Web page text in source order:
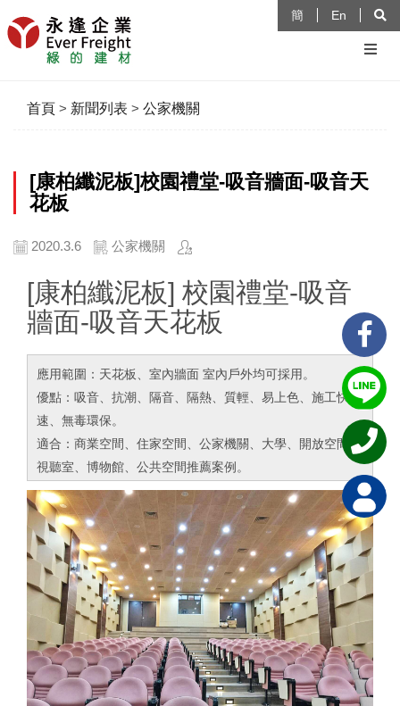
簡 En
首頁 > 新聞列表 > 公家機關
[康柏纖泥板]校園禮堂-吸音牆面-吸音天
花板
2020.3.6 公家機關
[康柏纖泥板] 校園禮堂-吸音
牆面-吸音天花板
應用範圍：天花板、室內牆面 室內戶外均可採用。
優點：吸音、抗潮、隔音、隔熱、質輕、易上色、施工快
速、無毒環保。
適合：商業空間、住家空間、公家機關、大學、開放空間、
視聽室、博物館、公共空間推薦案例。